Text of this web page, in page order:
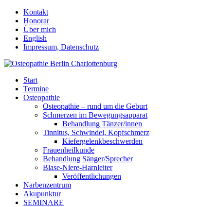
Kontakt
Honorar
Über mich
English
Impressum, Datenschutz
Start
Termine
Osteopathie
Osteopathie – rund um die Geburt
Schmerzen im Bewegungsapparat
Behandlung Tänzer/innen
Tinnitus, Schwindel, Kopfschmerz
Kiefergelenkbeschwerden
Frauenheilkunde
Behandlung Sänger/Sprecher
Blase-Niere-Harnleiter
Veröffentlichungen
Narbenzentrum
Akupunktur
SEMINARE